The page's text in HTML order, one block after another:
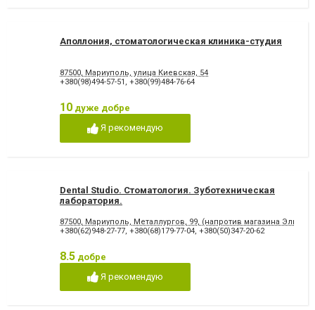
Аполлония, стоматологическая клиника-студия
87500, Мариуполь, улица Киевская, 54
+380(98)494-57-51 , +380(99)484-76-64
10 дуже добре
Я рекомендую
Dental Studio. Cтоматология. Зуботехническая
лаборатория.
87500, Мариуполь, Металлургов, 99, (напротив магазина
+380(62)948-27-77, +380(68)179-77-04, +380(50)347-20-62
8.5 добре
Я рекомендую